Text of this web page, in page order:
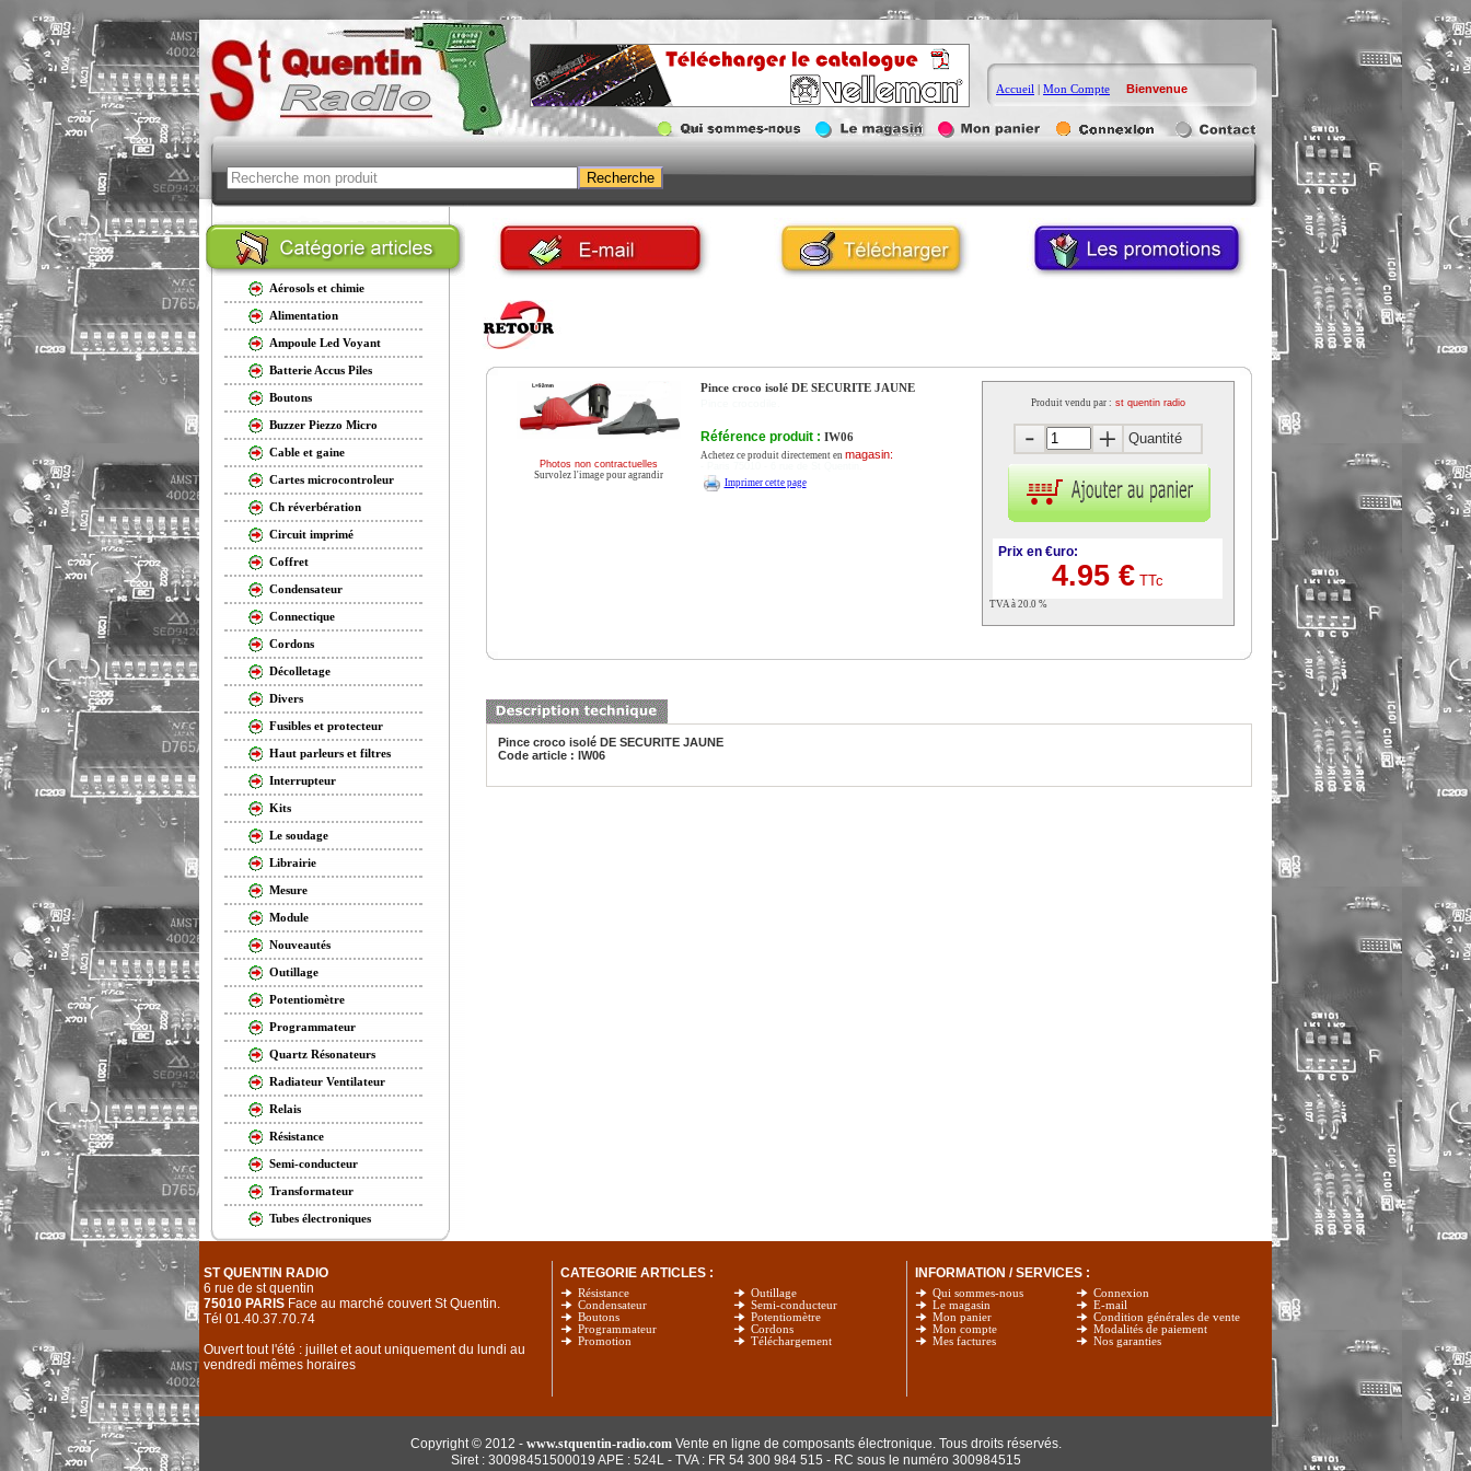
Accueil | Mon Compte Bienvenue
Aérosols et chimie
Alimentation
Ampoule Led Voyant
Batterie Accus Piles
Boutons
Buzzer Piezzo Micro
Cable et gaine
Cartes microcontroleur
Ch réverbération
Circuit imprimé
Coffret
Condensateur
Connectique
Cordons
Décolletage
Divers
Fusibles et protecteur
Haut parleurs et filtres
Interrupteur
Kits
Le soudage
Librairie
Mesure
Module
Nouveautés
Outillage
Potentiomètre
Programmateur
Quartz Résonateurs
Radiateur Ventilateur
Relais
Résistance
Semi-conducteur
Transformateur
Tubes électroniques
Photos non contractuelles
Survolez l'image pour agrandir
Pince croco isolé DE SECURITE JAUNE
Référence produit : IW06
Achetez ce produit directement en magasin:
Imprimer cette page
Produit vendu par : st quentin radio
Quantité
Prix en €uro:
4.95 € TTc
TVA à 20.0 %
Pince croco isolé DE SECURITE JAUNE
Code article : IW06
ST QUENTIN RADIO
6 rue de st quentin
75010 PARIS Face au marché couvert St Quentin.
Tél 01.40.37.70.74
Ouvert tout l'été : juillet et aout uniquement du lundi au
vendredi mêmes horaires
CATEGORIE ARTICLES :
Résistance
Condensateur
Boutons
Programmateur
Promotion
Outillage
Semi-conducteur
Potentiomètre
Cordons
Téléchargement
INFORMATION / SERVICES :
Qui sommes-nous
Le magasin
Mon panier
Mon compte
Mes factures
Connexion
E-mail
Condition générales de vente
Modalités de paiement
Nos garanties
Copyright © 2012 - www.stquentin-radio.comVente en ligne de composants électronique. Tous droits réservés.
Siret : 30098451500019 APE : 524L - TVA : FR 54 300 984 515 - RC sous le numéro 300984515